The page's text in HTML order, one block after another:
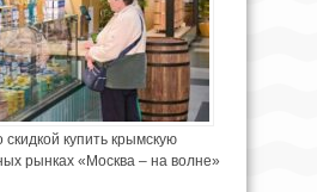
скидкой купить крымскую
рынках «Москва – на волне»